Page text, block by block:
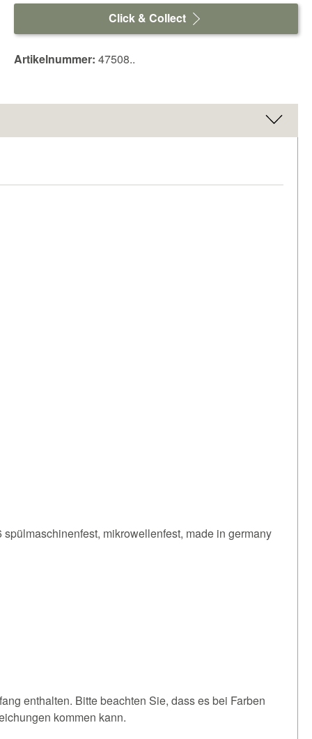
Click & Collect
Artikelnummer: 47508..
mikrowellenfest, made in germany
enthalten. Bitte beachten Sie, dass es bei Farben
kommen kann.